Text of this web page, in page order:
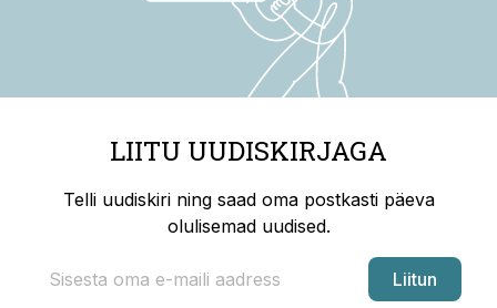
LIITU UUDISKIRJAGA
Telli uudiskiri ning saad oma postkasti päeva
olulisemad uudised.
Liitun